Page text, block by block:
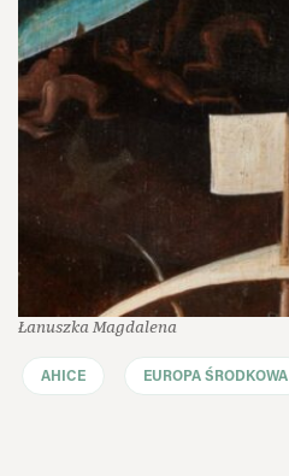
Łanuszka Magdalena
AHICE EUROPA ŚRODKOWA